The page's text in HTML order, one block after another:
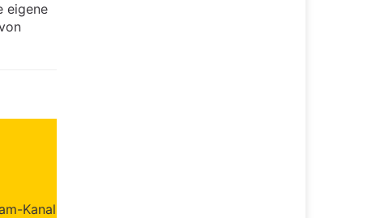
eigene
Kanal